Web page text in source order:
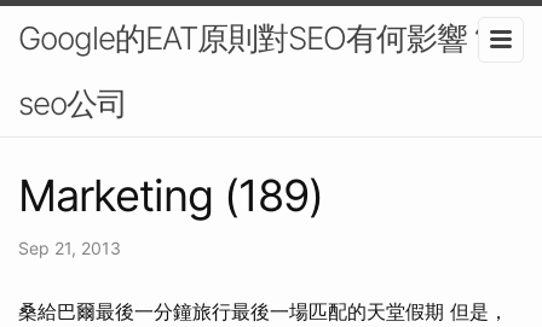
Google的EAT原則對SEO有何影響？-
seo公司
Marketing (189)
Sep 21, 2013
桑給巴爾最後一分鐘旅行最後一場匹配的天堂假期 但是，